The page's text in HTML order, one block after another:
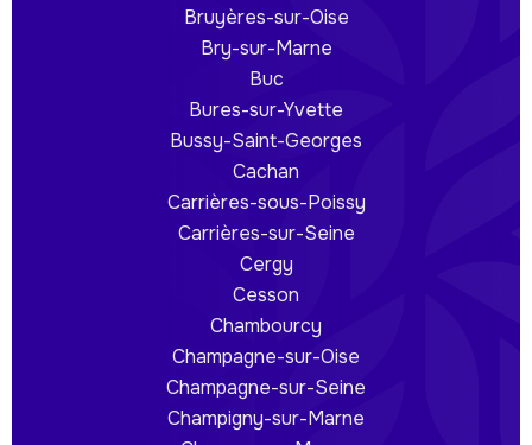
Bruyères-sur-Oise
Bry-sur-Marne
Buc
Bures-sur-Yvette
Bussy-Saint-Georges
Cachan
Carrières-sous-Poissy
Carrières-sur-Seine
Cergy
Cesson
Chambourcy
Champagne-sur-Oise
Champagne-sur-Seine
Champigny-sur-Marne